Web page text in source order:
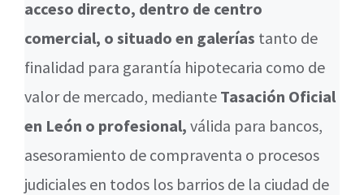
acceso directo, dentro de centro
comercial, o situado en galerías tanto de
finalidad para garantía hipotecaria como de
valor de mercado, mediante Tasación Oficial
en León o profesional, válida para bancos,
asesoramiento de compraventa o procesos
judiciales en todos los barrios de la ciudad de